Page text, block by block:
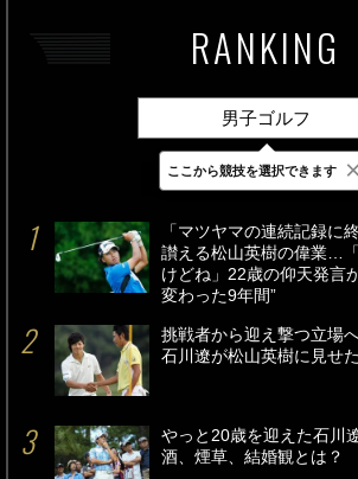
RANKING
男子ゴルフ
最新 24時間 週間
「マツヤマの連続記録に
讃える松山英樹の偉業…
けどね」22歳の仰天発言
変わった9年間”
挑戦者から迎え撃つ立場
石川遼が松山英樹に見せた
やっと20歳を迎えた石川
酒、煙草、結婚観とは？
ここから競技を選択できます ×